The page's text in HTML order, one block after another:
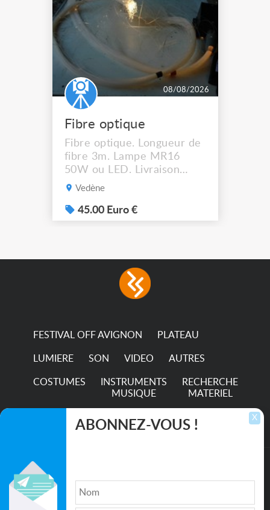
08/08/2026
Fibre optique
Fibre optique. Longueur de
fibre 3m. Lampe MR16
50W ou LED. Livraison
possible.
Vedène
45.00 Euro €
FESTIVAL OFF AVIGNON PLATEAU
LUMIERE SON VIDEO AUTRES
COSTUMES
INSTRUMENTS
MUSIQUE
RECHERCHE
MATERIEL
TRANSPORTS X
ABONNEZ-VOUS !